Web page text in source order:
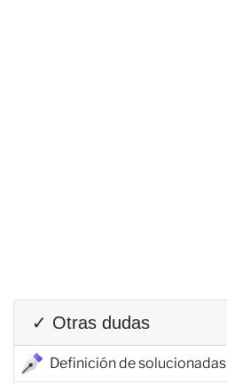
✓ Otras dudas
Definición de solucionadas